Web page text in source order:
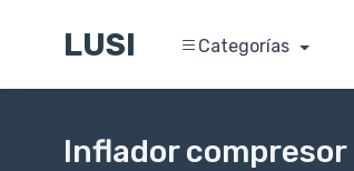
LUSI Categorías
Inflador